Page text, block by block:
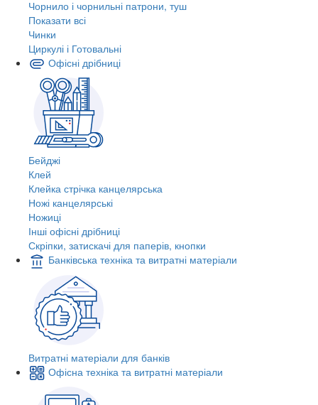
Чорнило і чорнильні патрони, туш
Показати всі
Чинки
Циркулі і Готовальні
Офісні дрібниці
Бейджі
Клей
Клейка стрічка канцелярська
Ножі канцелярські
Ножиці
Інші офісні дрібниці
Скріпки, затискачі для паперів, кнопки
Банківська техніка та витратні матеріали
Витратні матеріали для банків
Офісна техніка та витратні матеріали